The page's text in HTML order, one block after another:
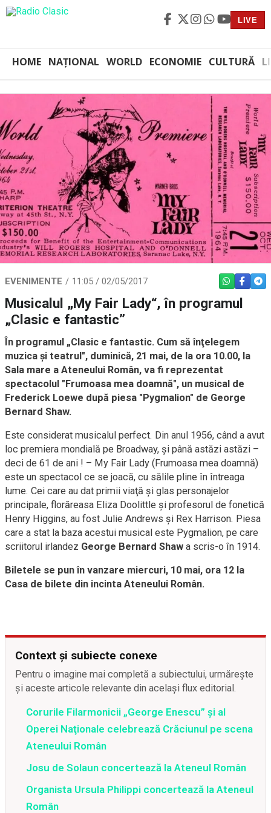
LIVE
HOME NAȚIONAL WORLD ECONOMIE CULTURĂ
EVENIMENTE 11:05 / 02/05/2017 WHATSAPP
Musicalul „My Fair Lady“, în programul
„Clasic e fantastic”
În programul „Clasic e fantastic. Cum să înţelegem
muzica şi teatrul", duminică, 21 mai, de la ora 10.00, la
Sala mare a Ateneului Român, va fi reprezentat
spectacolul "Frumoasa mea doamnă", un musical de
Frederick Loewe după piesa "Pygmalion" de George
Bernard Shaw.
Este considerat musicalul perfect. Din anul 1956, când a avut
loc premiera mondială pe Broadway, şi până astăzi astăzi –
deci de 61 de ani ! – My Fair Lady (Frumoasa mea doamnă)
este un spectacol ce se joacă, cu sălile pline în întreaga
lume. Cei care au dat primii viaţă şi glas personajelor
principale, florăreasa Eliza Doolittle şi profesorul de fonetică
Henry Higgins, au fost Julie Andrews şi Rex Harrison. Piesa
care a stat la baza acestui musical este Pygmalion, pe care
scriitorul irlandez George Bernard Shaw a scris-o în 1914.
Biletele se pun în vanzare miercuri, 10 mai, ora 12 la
Casa de bilete din incinta Ateneului Român.
Context și subiecte conexe
Pentru o imagine mai completă a subiectului, urmărește
și aceste articole relevante din același flux editorial.
Corurile Filarmonicii „George Enescu” şi al
Operei Naţionale celebrează Crăciunul pe scena
Ateneului Român
Josu de Solaun concertează la Ateneul Român
Organista Ursula Philippi concertează la Ateneul
Român